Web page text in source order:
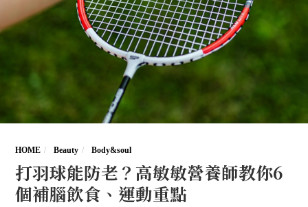
HOME Beauty Body&soul
打羽球能防老？高敏敏營養師教你6
個補腦飲食、運動重點